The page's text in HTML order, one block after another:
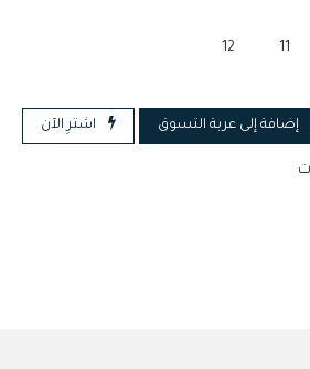
11
12
إضافة إلى عربة التسوق اشترِ الآن